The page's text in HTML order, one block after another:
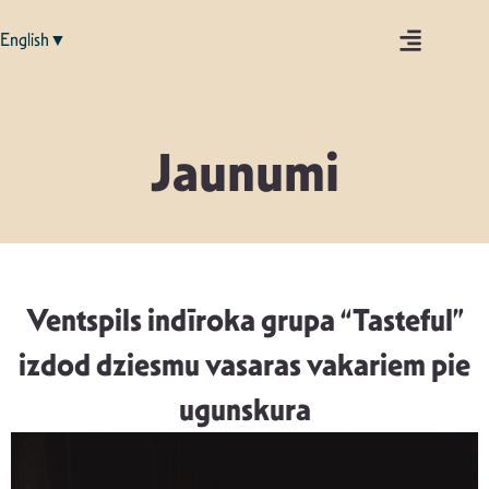
English▼
Jaunumi
Ventspils indīroka grupa “Tasteful”
izdod dziesmu vasaras vakariem pie
ugunskura